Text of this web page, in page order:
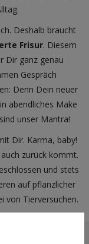
Deshalb braucht
Frisur. Diesem
Dir ganz genau
Gespräch
Denn Dein neuer
abendliches Make
unser Mantra!
Dir. Karma, baby!
zurück kommt.
und stets
auf pflanzlicher
von Tierversuchen.